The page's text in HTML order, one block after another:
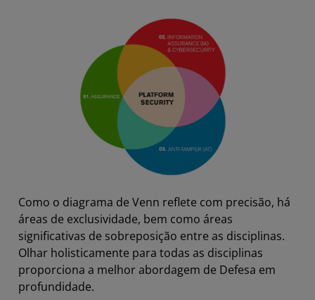
Como o diagrama de Venn reflete com precisão, há
áreas de exclusividade, bem como áreas
significativas de sobreposição entre as disciplinas.
Olhar holisticamente para todas as disciplinas
proporciona a melhor abordagem de Defesa em
profundidade.